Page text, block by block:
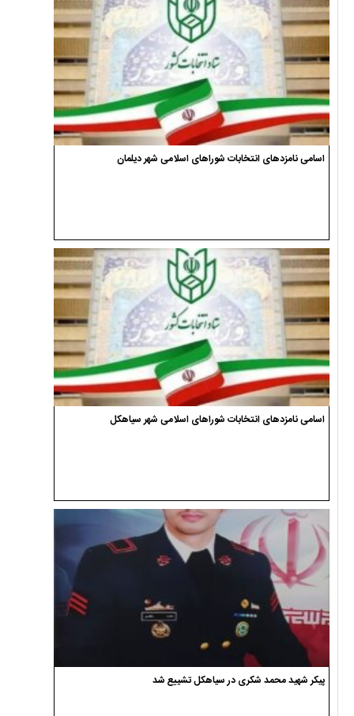
اسامی نامزدهای انتخابات شوراهای اسلامی شهر دیلمان
اسامی نامزدهای انتخابات شوراهای اسلامی شهر سیاهکل
پیکر شهید محمد شکری در سیاهکل تشییع شد